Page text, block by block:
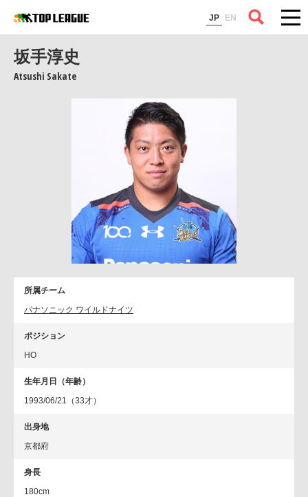
JP EN
コラム
坂手淳史
Atsushi Sakate
所属チーム
パナソニック ワイルドナイツ
ポジション
HO
生年月日（年齢）
1993/06/21（33才）
出身地
京都府
身長
180cm